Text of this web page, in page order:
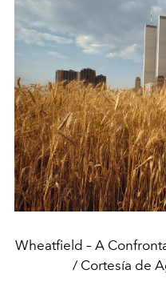
Wheatfield – A
/ Cortesía de